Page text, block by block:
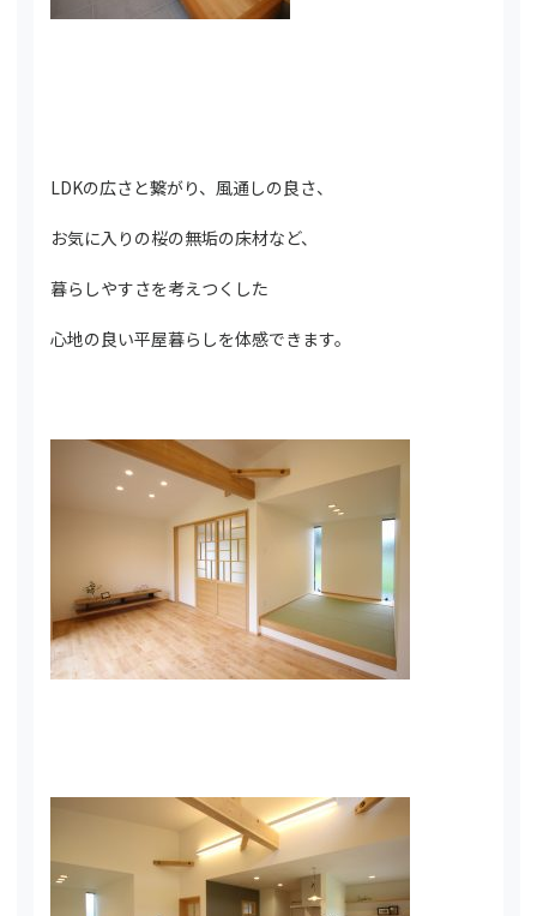
LDKの広さと繋がり、風通しの良さ、
お気に入りの桜の無垢の床材など、
暮らしやすさを考えつくした
心地の良い平屋暮らしを体感できます。